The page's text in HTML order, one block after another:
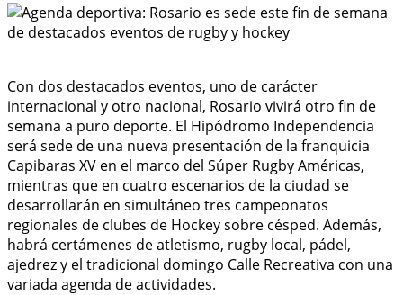
Con dos destacados eventos, uno de carácter
internacional y otro nacional, Rosario vivirá otro fin de
semana a puro deporte. El Hipódromo Independencia
será sede de una nueva presentación de la franquicia
Capibaras XV en el marco del Súper Rugby Américas,
mientras que en cuatro escenarios de la ciudad se
desarrollarán en simultáneo tres campeonatos
regionales de clubes de Hockey sobre césped. Además,
habrá certámenes de atletismo, rugby local, pádel,
ajedrez y el tradicional domingo Calle Recreativa con una
variada agenda de actividades.